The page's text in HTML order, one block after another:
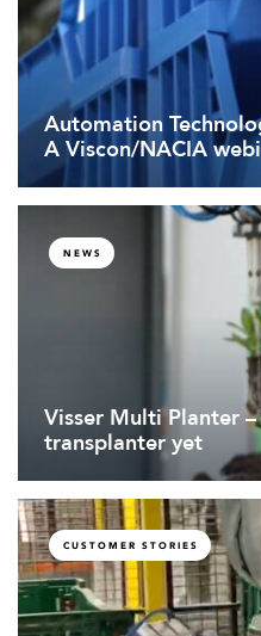
Automation
A Viscon/NACIA
NEWS
Visser Multi Planter
transplanter yet
CUSTOMER STORIES